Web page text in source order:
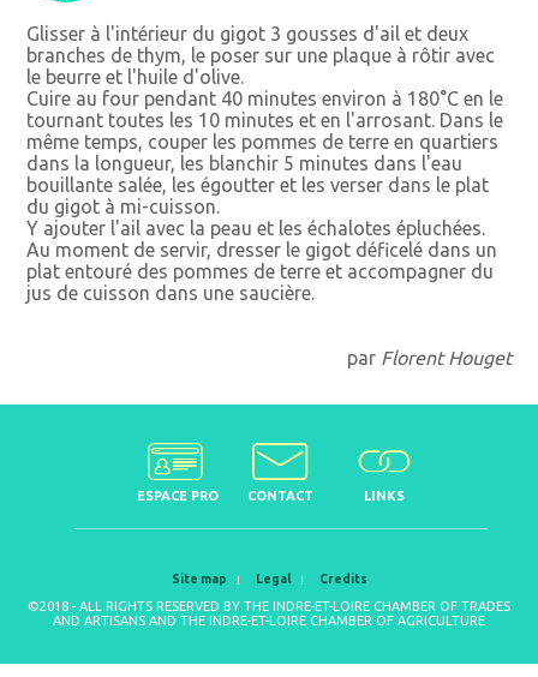
Glisser à l'intérieur du gigot 3 gousses d'ail et deux
branches de thym, le poser sur une plaque à rôtir avec
le beurre et l'huile d'olive.
Cuire au four pendant 40 minutes environ à 180°C en le
tournant toutes les 10 minutes et en l'arrosant. Dans le
même temps, couper les pommes de terre en quartiers
dans la longueur, les blanchir 5 minutes dans l'eau
bouillante salée, les égoutter et les verser dans le plat
du gigot à mi-cuisson.
Y ajouter l'ail avec la peau et les échalotes épluchées.
Au moment de servir, dresser le gigot déficelé dans un
plat entouré des pommes de terre et accompagner du
jus de cuisson dans une saucière.
parFlorent Houget
ESPACE PRO CONTACT LINKS
Site map Legal Credits
©2018 - ALL RIGHTS RESERVED BY THE INDRE-ET-LOIRE CHAMBER OF TRADES
AND ARTISANS AND THE INDRE-ET-LOIRE CHAMBER OF AGRICULTURE